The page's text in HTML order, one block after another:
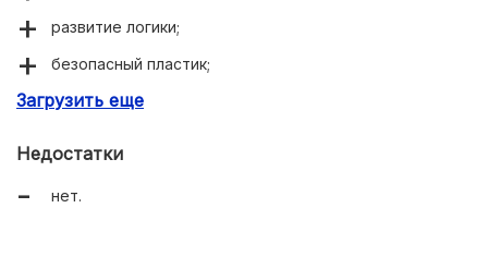
развитие логики;
безопасный пластик;
презентабельная упаковка.
Загрузить еще
Недостатки
нет.